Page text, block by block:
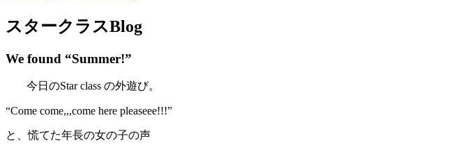
スタークラスBlog
We found “Summer!”
今日のStar class の外遊び。
“Come come,,,come here pleaseee!!!”
と、慌てた年長の女の子の声